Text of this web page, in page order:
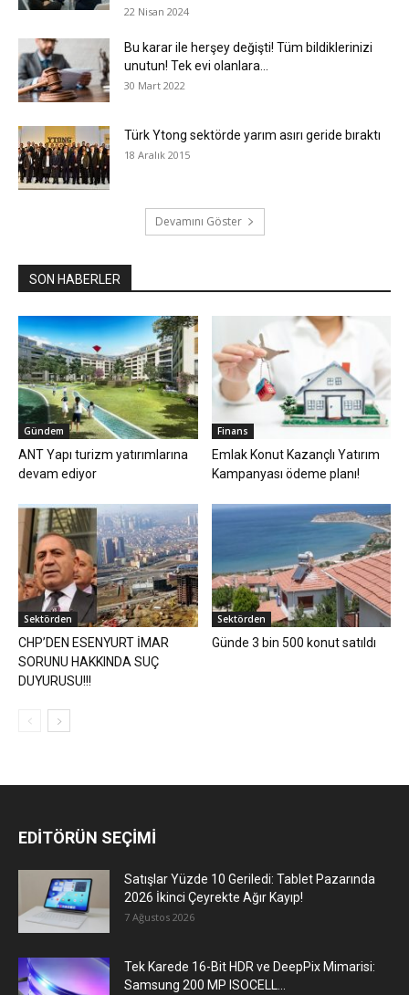
22 Nisan 2024
Bu karar ile herşey değişti! Tüm bildiklerinizi
unutun! Tek evi olanlara...
30 Mart 2022
Türk Ytong sektörde yarım asırı geride bıraktı
18 Aralık 2015
Devamını Göster
SON HABERLER
Gündem
ANT Yapı turizm yatırımlarına
devam ediyor
Finans
Emlak Konut Kazançlı Yatırım
Kampanyası ödeme planı!
Sektörden
CHP’DEN ESENYURT İMAR
SORUNU HAKKINDA SUÇ
DUYURUSU!!!
Sektörden
Günde 3 bin 500 konut satıldı
EDİTÖRÜN SEÇİMİ
Satışlar Yüzde 10 Geriledi: Tablet Pazarında
2026 İkinci Çeyrekte Ağır Kayıp!
7 Ağustos 2026
Tek Karede 16-Bit HDR ve DeepPix Mimarisi:
Samsung 200 MP ISOCELL...